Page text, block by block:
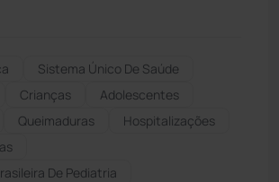
Sistema Único De Saúde
Crianças
Adolescentes
Queimaduras
Hospitalizações
De Pediatria